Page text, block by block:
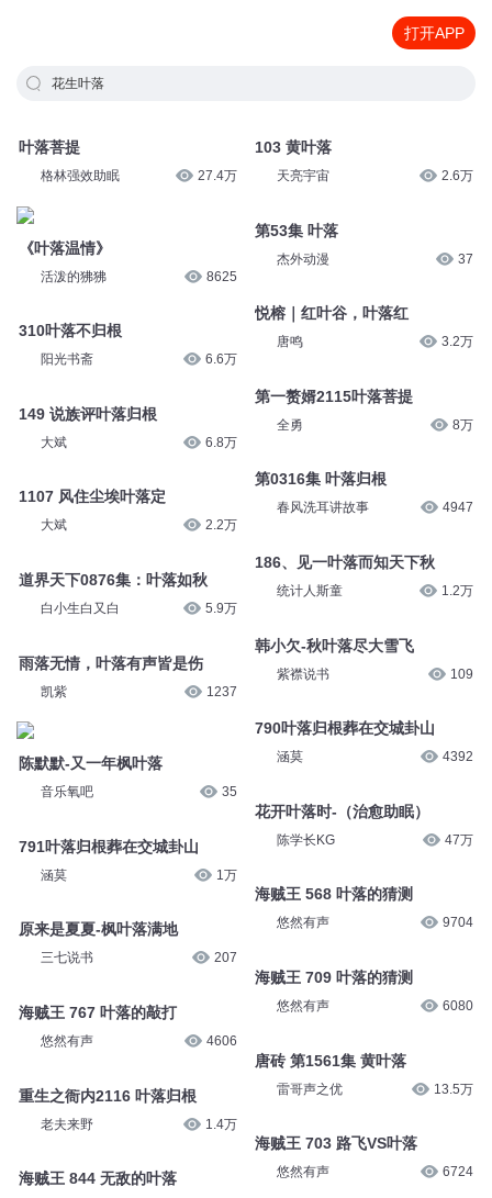
打开APP
花生叶落
叶落菩提
格林强效助眠 27.4万
《叶落温情》
活泼的狒狒 8625
310叶落不归根
阳光书斋 6.6万
149 说族评叶落归根
大斌 6.8万
1107 风住尘埃叶落定
大斌 2.2万
道界天下0876集：叶落如秋
白小生白又白 5.9万
雨落无情，叶落有声皆是伤
凯紫 1237
陈默默-又一年枫叶落
音乐氧吧 35
791叶落归根葬在交城卦山
涵莫 1万
原来是夏夏-枫叶落满地
三七说书 207
海贼王 767 叶落的敲打
悠然有声 4606
重生之衙内2116 叶落归根
老夫来野 1.4万
海贼王 844 无敌的叶落
103 黄叶落
天亮宇宙 2.6万
第53集 叶落
杰外动漫 37
悦榕｜红叶谷，叶落红
唐鸣 3.2万
第一赘婿2115叶落菩提
全勇 8万
第0316集 叶落归根
春风洗耳讲故事 4947
186、见一叶落而知天下秋
统计人斯童 1.2万
韩小欠-秋叶落尽大雪飞
紫襟说书 109
790叶落归根葬在交城卦山
涵莫 4392
花开叶落时-（治愈助眠）
陈学长KG 47万
海贼王 568 叶落的猜测
悠然有声 9704
海贼王 709 叶落的猜测
悠然有声 6080
唐砖 第1561集 黄叶落
雷哥声之优 13.5万
海贼王 703 路飞VS叶落
悠然有声 6724